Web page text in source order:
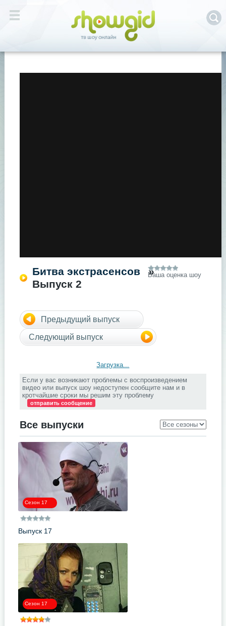
Битва экстрасенсов
»
Выпуск 2
Ваша оценка шоу
Предыдущий выпуск
Следующий выпуск
Загрузка...
Если у вас возникают проблемы с воспроизведением
видео или выпуск шоу недоступен сообщите нам и в
кротчайшие сроки мы решим эту проблему
отправить сообщение
Все выпуски
Сезон 17
Выпуск 17
Сезон 17